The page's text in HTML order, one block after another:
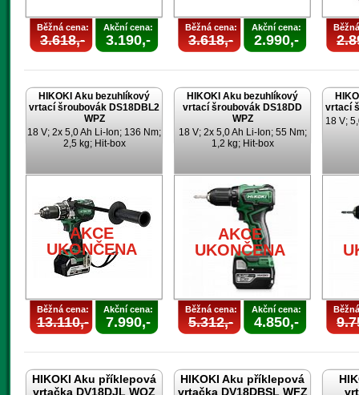
Běžná cena:
3.618,-
Akční cena:
3.190,-
Běžná cena:
3.618,-
Akční cena:
2.990,-
HIKOKI Aku bezuhlíkový
vrtací šroubovák DS18DBL2
WPZ
18 V; 2x 5,0 Ah Li-Ion; 136 Nm;
2,5 kg; Hit-box
AKCE
UKONČENA
Běžná cena:
13.110,-
Akční cena:
7.990,-
HIKOKI Aku bezuhlíkový
vrtací šroubovák DS18DD
WPZ
18 V; 2x 5,0 Ah Li-Ion; 55 Nm;
1,2 kg; Hit-box
AKCE
UKONČENA
Běžná cena:
5.312,-
Akční cena:
4.850,-
vrtací
18 V;
HIKOKI Aku příklepová
vrtačka DV18DJL WQZ
HIKOKI Aku příklepová
vrtačka DV18DBSL WFZ